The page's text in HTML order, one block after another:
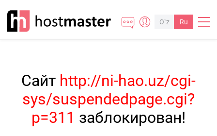
O`z Ru
Сайт http://ni-hao.uz/cgi-
sys/suspendedpage.cgi?
p=311 заблокирован!